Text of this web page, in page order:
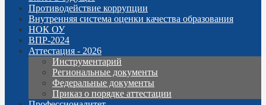
Противодействие коррупции
Внутренняя система оценки качества образования
НОК ОУ
ВПР-2024
Аттестация - 2026
Инструментарий
Региональные документы
Федеральные документы
Приказ о порядке аттестации